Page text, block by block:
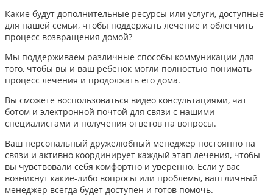
Какие будут дополнительные ресурсы или услуги, доступные
для нашей семьи, чтобы поддержать лечение и облегчить
процесс возвращения домой?
Мы поддерживаем различные способы коммуникации для
того, чтобы вы и ваш ребенок могли полностью понимать
процесс лечения и продолжать его дома.
Вы сможете воспользоваться видео консультациями, чат
ботом и электронной почтой для связи с нашими
специалистами и получения ответов на вопросы.
Ваш персональный дружелюбный менеджер постоянно на
связи и активно координирует каждый этап лечения, чтобы
вы чувствовали себя комфортно и уверенно. Если у вас
возникнут какие-либо вопросы или проблемы, ваш личный
менеджер всегда будет доступен и готов помочь.